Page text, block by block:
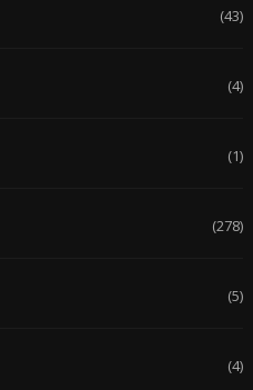
(43)
(4)
(1)
(278)
(5)
(4)